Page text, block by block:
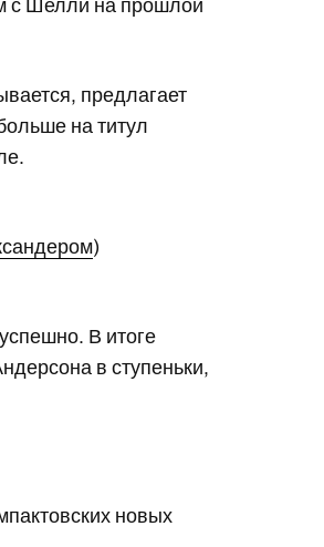
с Шелли на прошлой
предлагает
на титул
)
В итоге
в ступеньки,
новых